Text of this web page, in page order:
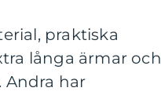
praktiska
långa ärmar och
Andra har